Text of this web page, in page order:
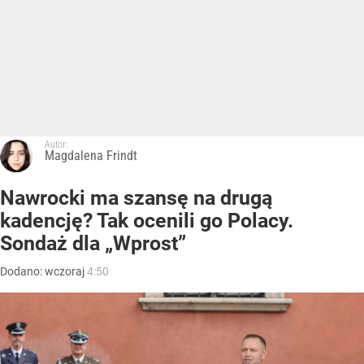
Autor:
Magdalena Frindt
Nawrocki ma szansę na drugą
kadencję? Tak ocenili go Polacy.
Sondaż dla „Wprost”
Dodano:wczoraj4:50